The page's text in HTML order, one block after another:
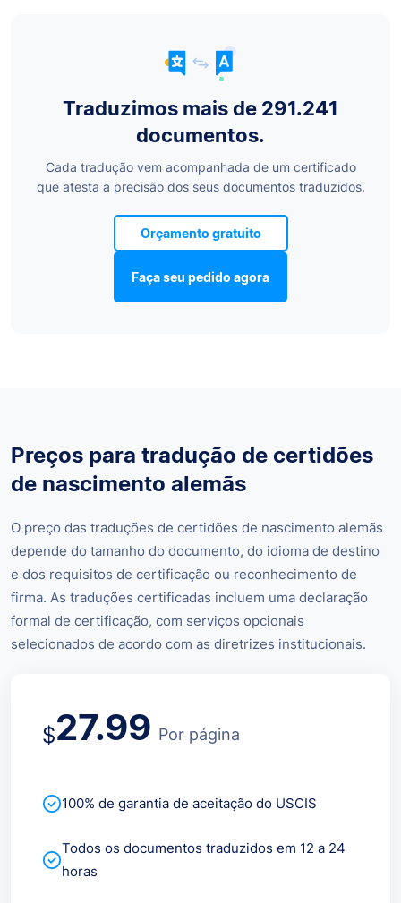
Traduzimos mais de 291.241
documentos.
Cada tradução vem acompanhada de um certificado
que atesta a precisão dos seus documentos traduzidos.
Orçamento gratuito
Faça seu pedido agora
Preços para tradução de certidões
de nascimento alemãs
O preço das traduções de certidões de nascimento alemãs
depende do tamanho do documento, do idioma de destino
e dos requisitos de certificação ou reconhecimento de
firma. As traduções certificadas incluem uma declaração
formal de certificação, com serviços opcionais
selecionados de acordo com as diretrizes institucionais.
$27.99 Por página
100% de garantia de aceitação do USCIS
Todos os documentos traduzidos em 12 a 24
horas